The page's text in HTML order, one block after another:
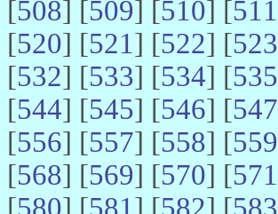
[508] [509] [510] [511
[520] [521] [522] [523
[532] [533] [534] [535
[544] [545] [546] [547
[556] [557] [558] [559
[568] [569] [570] [571